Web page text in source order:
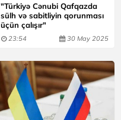
"Türkiyə Cənubi Qafqazda
sülh və sabitliyin qorunması
üçün çalışır"
23:54 30 May 2025